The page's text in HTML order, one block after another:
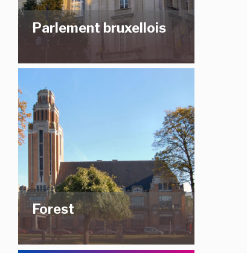
Parlement bruxellois
Forest